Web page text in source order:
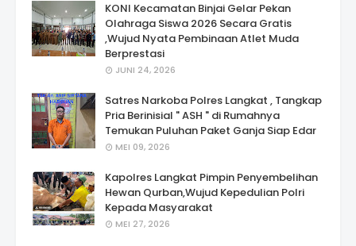
KONI Kecamatan Binjai Gelar Pekan
Olahraga Siswa 2026 Secara Gratis
,Wujud Nyata Pembinaan Atlet Muda
Berprestasi
JUNI 24, 2026
Satres Narkoba Polres Langkat , Tangkap
Pria Berinisial " ASH " di Rumahnya
Temukan Puluhan Paket Ganja Siap Edar
MEI 09, 2026
Kapolres Langkat Pimpin Penyembelihan
Hewan Qurban,Wujud Kepedulian Polri
Kepada Masyarakat
MEI 27, 2026